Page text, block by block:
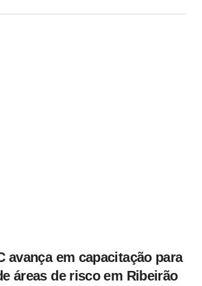
avança em capacitação para
áreas de risco em Ribeirão